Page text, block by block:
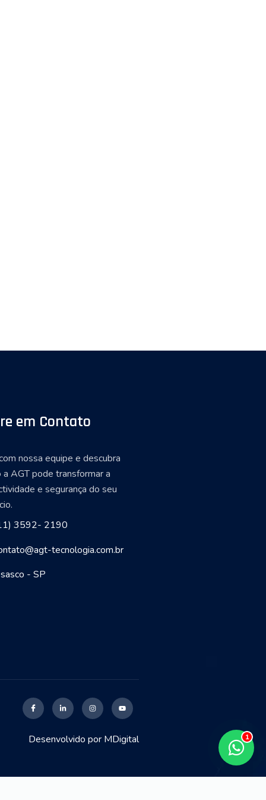
em Contato
nossa equipe e descubra
a AGT pode transformar a
e segurança do seu
3592- 2190
tecnologia.com.br
- SP
Desenvolvido por MDigital